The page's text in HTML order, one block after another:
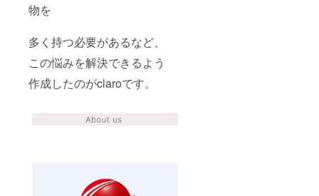
物を
多く持つ必要があるなど、
この悩みを解決できるよう
作成したのがclaroです。